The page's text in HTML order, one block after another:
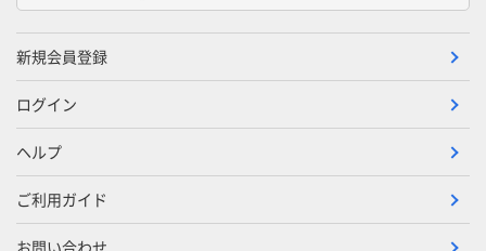
新規会員登録
ログイン
ヘルプ
ご利用ガイド